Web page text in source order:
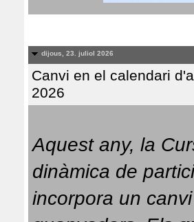
dijous, 23. juliol 2026
Canvi en el calendari
2026
Aquest any, la
dinàmica de
incorpora un